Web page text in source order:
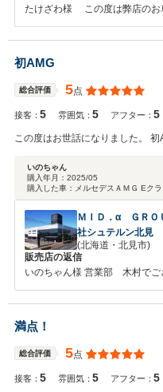
たけざわ様 この度は弊店のお
ありがとうございました。併せ
ントまで頂き感謝の気持ちでい
ぞよろしくお願い申し上げます。
初AMG
総合評価 5点
接客：5 雰囲気：5 アフター：5
この度はお世話になりました。 初
いのちゃん
購入年月： 2025/05
購入した車：
メルセデスＡＭＧ Eクラ
ＭＩＤ．α ＧＲＯ
社シュテルン北見
(北海道・北見市)
販売店の返信
いのちゃん様 営業部 木村でご
えいただき誠にありがとうござ
すのでお楽しみいただけるかと
メンテナンス、お乗り換えな
程よろしくお願いいたします。
満点！
総合評価 5点
接客：5 雰囲気：5 アフター：5